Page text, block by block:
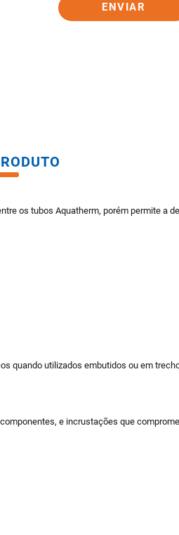
ENVIAR
os tubos Aquatherm, porém permite a
quando utilizados embutidos ou em
e incrustações que